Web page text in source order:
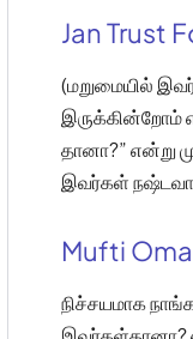
Jan Trust
(மறுமையில்
இருக்கின்றோம்
தானா?” என்று
இவர்கள்
Mufti
நிச்சயமாக